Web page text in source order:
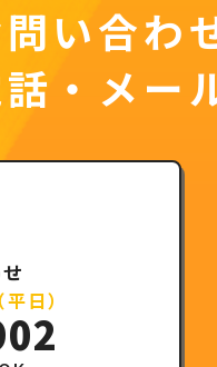
い合わ
・メー
日）